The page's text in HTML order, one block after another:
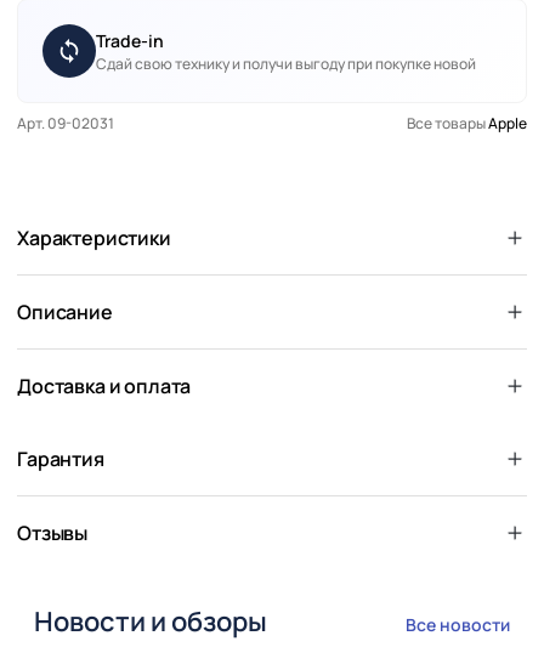
Trade-in
Сдай свою технику и получи выгоду при покупке новой
Арт. 09-02031 Все товарыApple
Характеристики
Описание
Доставка и оплата
Гарантия
Отзывы
Новости и обзоры Все новости